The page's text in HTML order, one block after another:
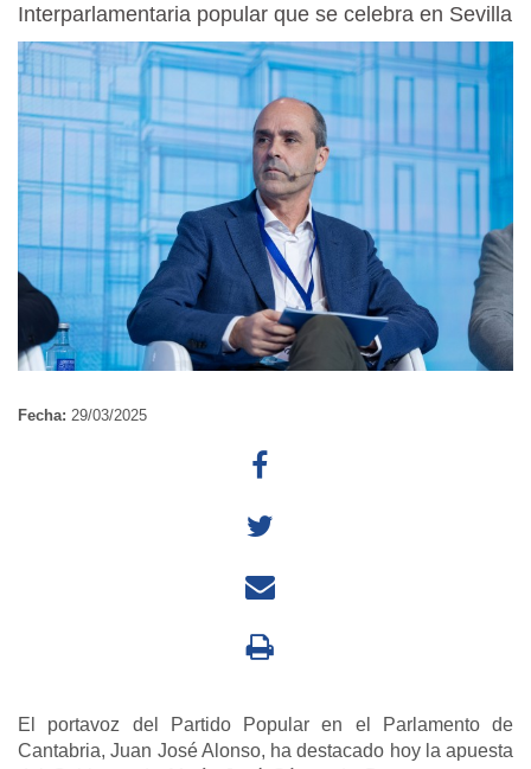
Interparlamentaria popular que se celebra en Sevilla
Fecha: 29/03/2025
El portavoz del Partido Popular en el Parlamento de
Cantabria, Juan José Alonso, ha destacado hoy la apuesta